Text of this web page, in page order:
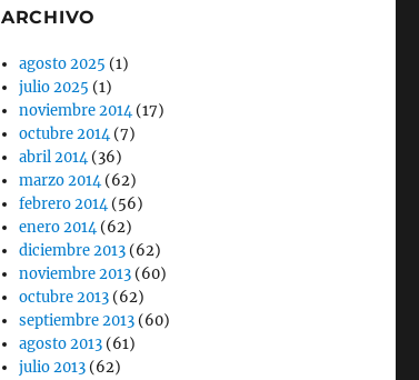
ARCHIVO
agosto 2025 (1)
julio 2025 (1)
noviembre 2014(17)
octubre 2014(7)
abril 2014(36)
marzo 2014(62)
febrero 2014(56)
enero 2014(62)
diciembre 2013 (62)
noviembre 2013 (60)
octubre 2013 (62)
septiembre 2013 (60)
agosto 2013 (61)
julio 2013 (62)